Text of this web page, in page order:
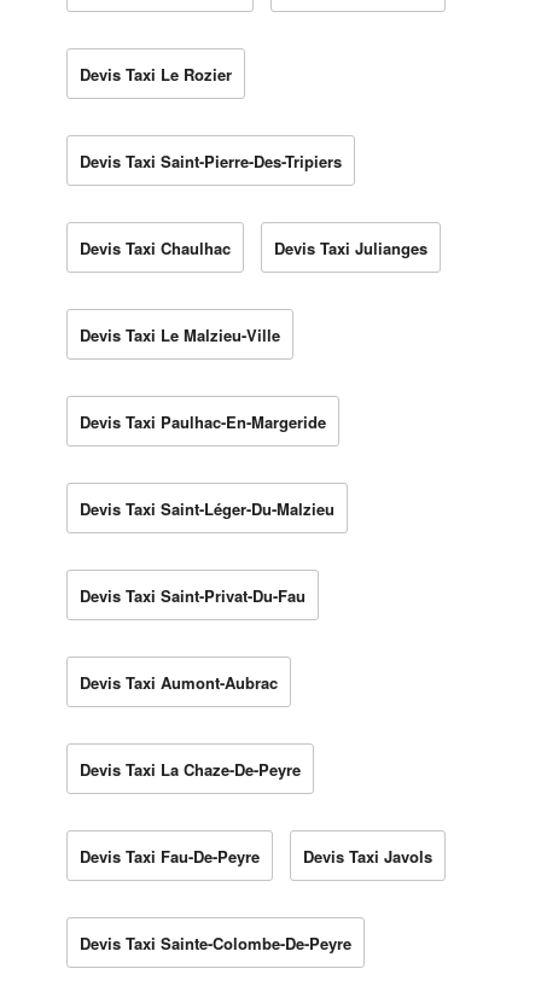
Devis Taxi Le Rozier
Devis Taxi Saint-Pierre-Des-Tripiers
Devis Taxi Chaulhac Devis Taxi Julianges
Devis Taxi Le Malzieu-Ville
Devis Taxi Paulhac-En-Margeride
Devis Taxi Saint-Léger-Du-Malzieu
Devis Taxi Saint-Privat-Du-Fau
Devis Taxi Aumont-Aubrac
Devis Taxi La Chaze-De-Peyre
Devis Taxi Fau-De-Peyre Devis Taxi Javols
Devis Taxi Sainte-Colombe-De-Peyre